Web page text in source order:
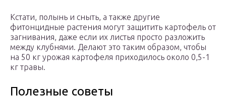
Кстати, полынь и сныть, а также другие
фитонцидные растения могут защитить картофель от
загнивания, даже если их листья просто разложить
между клубнями. Делают это таким образом, чтобы
на 50 кг урожая картофеля приходилось около 0,5-1
кг травы.
Полезные советы